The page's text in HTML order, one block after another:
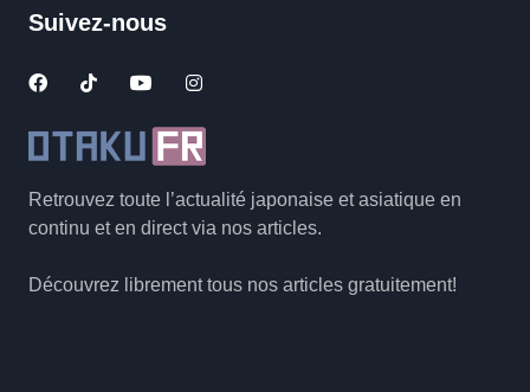
Retrouvez toute l’actualité japonaise et asiatique en
continu et en direct via nos articles.
Découvrez librement tous nos articles gratuitement!
Suivez-nous